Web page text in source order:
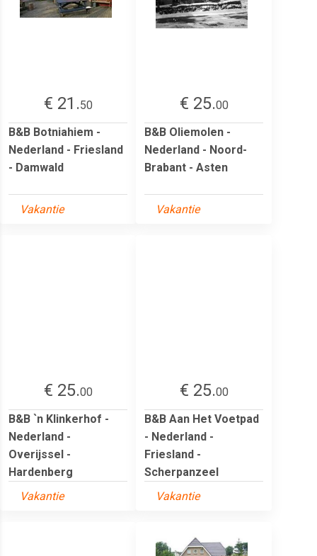
€ 21.50
B&B Botniahiem -
Nederland - Friesland
- Damwald
Vakantie
€ 25.00
B&B Oliemolen -
Nederland - Noord-
Brabant - Asten
Vakantie
€ 25.00
B&B `n Klinkerhof -
Nederland -
Overijssel -
Hardenberg
Vakantie
€ 25.00
B&B Aan Het Voetpad
- Nederland -
Friesland -
Scherpanzeel
Vakantie